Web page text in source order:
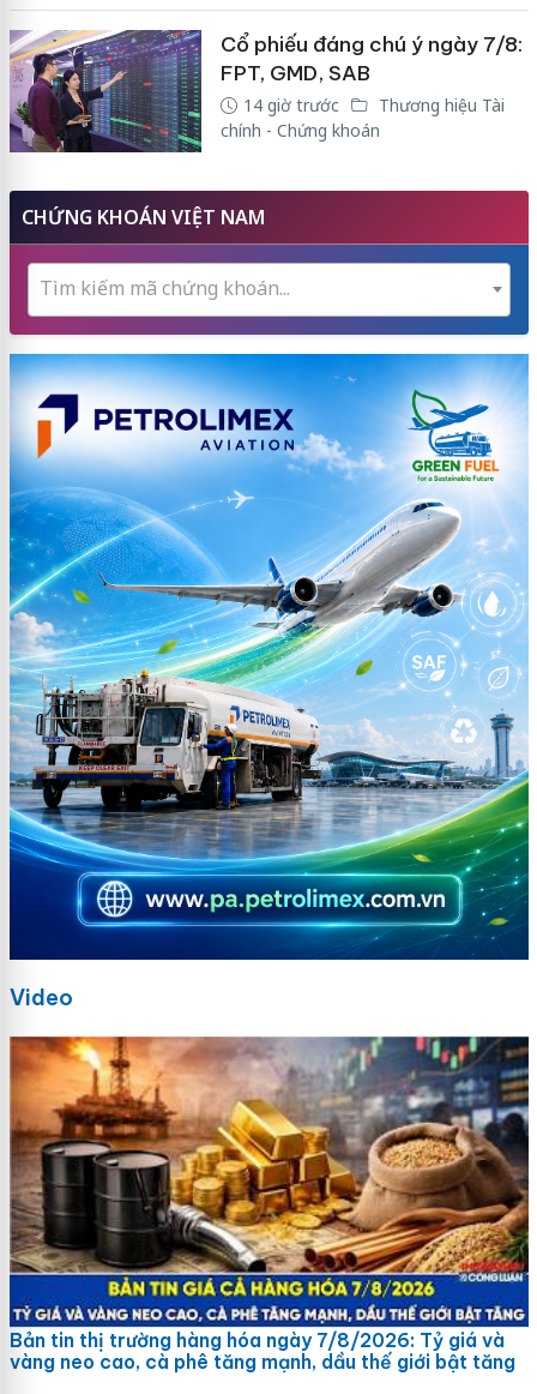
Cổ phiếu đáng chú ý ngày 7/8:
FPT, GMD, SAB
14 giờ trước
Thương hiệu Tài
chính - Chứng khoán
CHỨNG KHOÁN VIỆT NAM
Tìm kiếm mã chứng khoán...
Video
Bản tin thị trường hàng hóa ngày 7/8/2026: Tỷ giá và
vàng neo cao, cà phê tăng mạnh, dầu thế giới bật tăng